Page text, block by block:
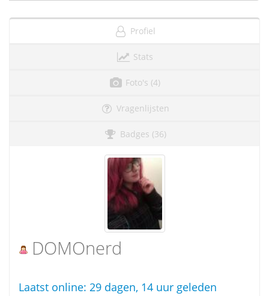
Profiel
Stats
Foto's (4)
Vragenlijsten
Badges (36)
DOMOnerd
Laatst online: 29 dagen, 14 uur geleden